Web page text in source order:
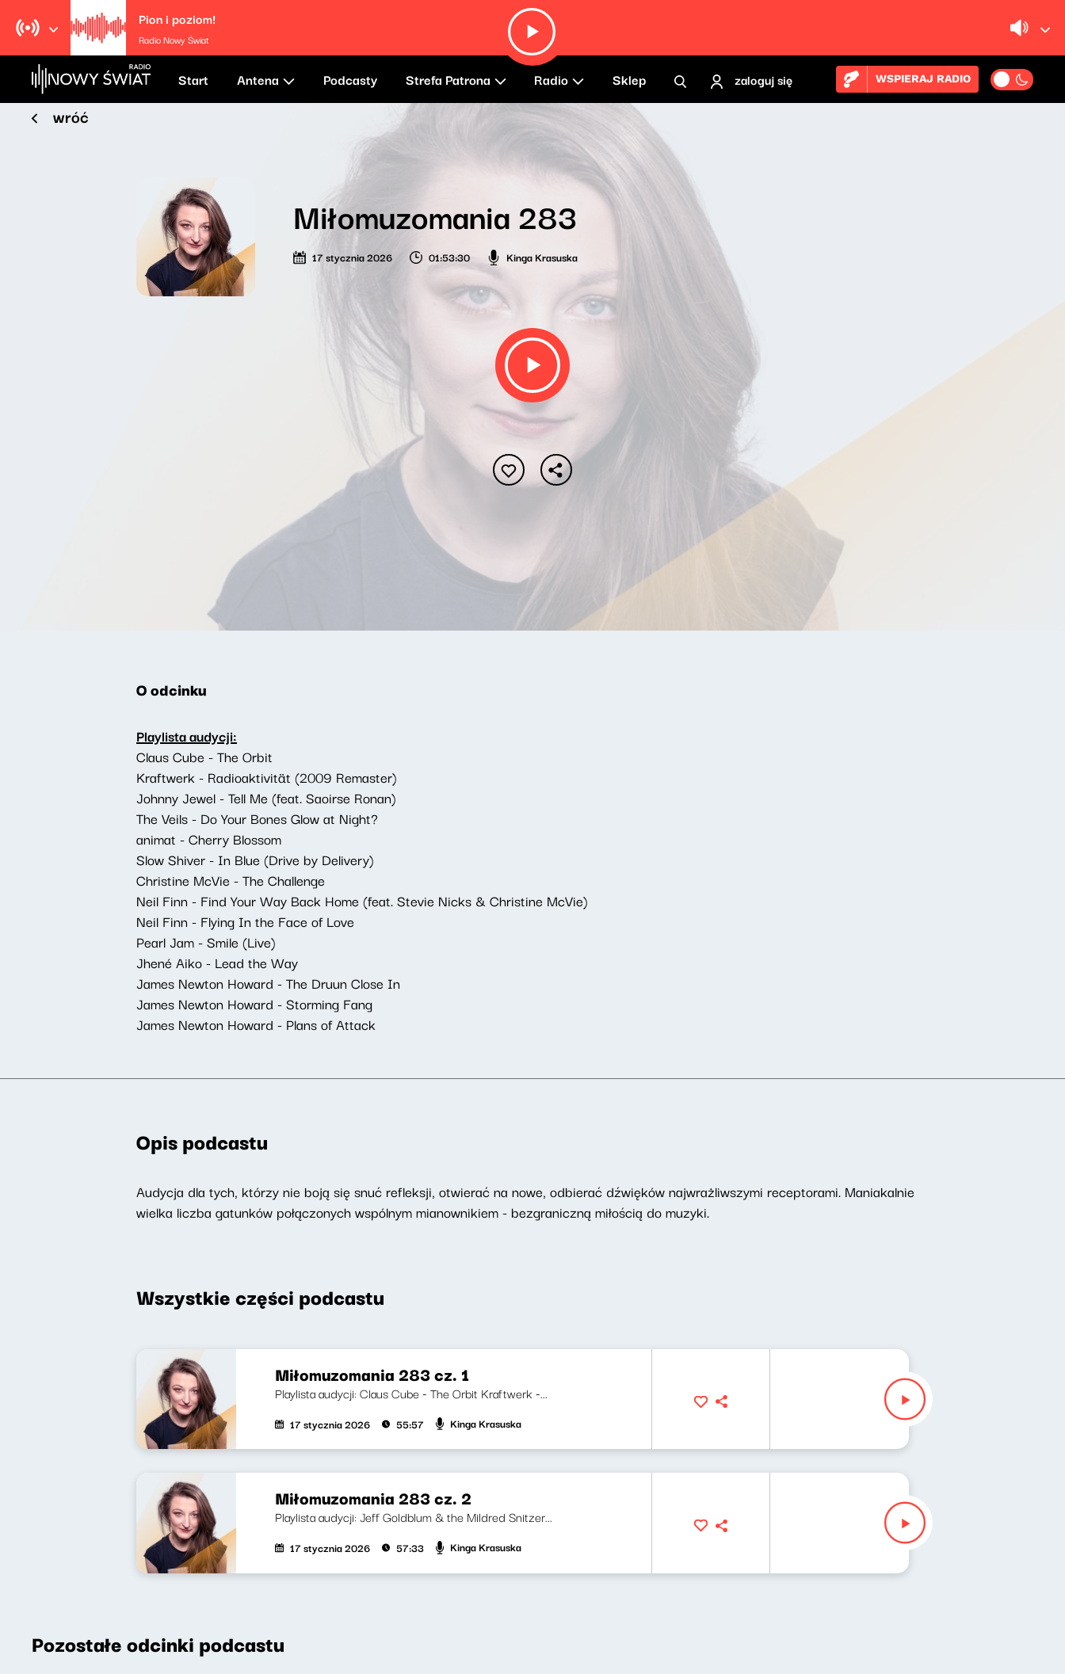
Pion i poziom!
Radio Nowy Świat
Start Antena Podcasty Strefa Patrona Radio Sklep zaloguj się WSPIERAJ RADIO
wróć
Miłomuzomania 283
17 stycznia 2026 01:53:30 Kinga Krasuska
O odcinku
Playlista audycji:
Claus Cube - The Orbit
Kraftwerk - Radioaktivität (2009 Remaster)
Johnny Jewel - Tell Me (feat. Saoirse Ronan)
The Veils - Do Your Bones Glow at Night?
animat - Cherry Blossom
Slow Shiver - In Blue (Drive by Delivery)
Christine McVie - The Challenge
Neil Finn - Find Your Way Back Home (feat. Stevie Nicks & Christine McVie)
Neil Finn - Flying In the Face of Love
Pearl Jam - Smile (Live)
Jhené Aiko - Lead the Way
James Newton Howard - The Druun Close In
James Newton Howard - Storming Fang
James Newton Howard - Plans of Attack
Opis podcastu
Audycja dla tych, którzy nie boją się snuć refleksji, otwierać na nowe, odbierać dźwięków najwrażliwszymi receptorami. Maniakalnie
wielka liczba gatunków połączonych wspólnym mianownikiem - bezgraniczną miłością do muzyki.
Wszystkie części podcastu
Miłomuzomania 283 cz. 1
Playlista audycji: Claus Cube - The Orbit Kraftwerk -...
17 stycznia 2026 55:57 Kinga Krasuska
Miłomuzomania 283 cz. 2
Playlista audycji: Jeff Goldblum & the Mildred Snitzer...
17 stycznia 2026 57:33 Kinga Krasuska
Pozostałe odcinki podcastu